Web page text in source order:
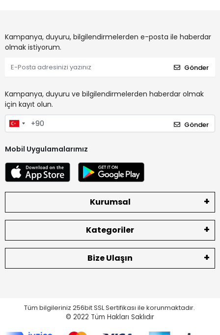
Kampanya, duyuru, bilgilendirmelerden e-posta ile haberdar
olmak istiyorum.
Gönder
Kampanya, duyuru ve bilgilendirmelerden haberdar olmak
için kayıt olun.
Gönder
Mobil Uygulamalarımız
Kurumsal
Kategoriler
Bize Ulaşın
Tüm bilgileriniz 256bit SSL Sertifikası ile korunmaktadır.
© 2022 Tüm Hakları Saklıdır